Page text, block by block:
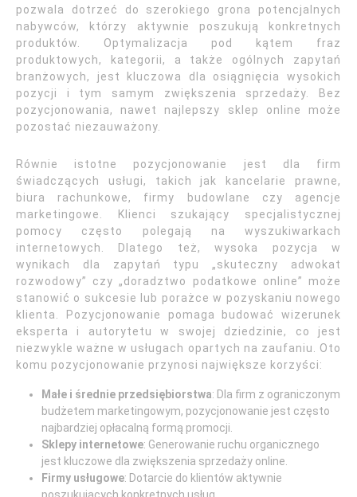
pozwala dotrzeć do szerokiego grona potencjalnych
nabywców, którzy aktywnie poszukują konkretnych
produktów. Optymalizacja pod kątem fraz
produktowych, kategorii, a także ogólnych zapytań
branżowych, jest kluczowa dla osiągnięcia wysokich
pozycji i tym samym zwiększenia sprzedaży. Bez
pozycjonowania, nawet najlepszy sklep online może
pozostać niezauważony.
Równie istotne pozycjonowanie jest dla firm
świadczących usługi, takich jak kancelarie prawne,
biura rachunkowe, firmy budowlane czy agencje
marketingowe. Klienci szukający specjalistycznej
pomocy często polegają na wyszukiwarkach
internetowych. Dlatego też, wysoka pozycja w
wynikach dla zapytań typu „skuteczny adwokat
rozwodowy” czy „doradztwo podatkowe online” może
stanowić o sukcesie lub porażce w pozyskaniu nowego
klienta. Pozycjonowanie pomaga budować wizerunek
eksperta i autorytetu w swojej dziedzinie, co jest
niezwykle ważne w usługach opartych na zaufaniu. Oto
komu pozycjonowanie przynosi największe korzyści:
Małe i średnie przedsiębiorstwa: Dla firm z ograniczonym
budżetem marketingowym, pozycjonowanie jest często
najbardziej opłacalną formą promocji.
Sklepy internetowe: Generowanie ruchu organicznego
jest kluczowe dla zwiększenia sprzedaży online.
Firmy usługowe: Dotarcie do klientów aktywnie